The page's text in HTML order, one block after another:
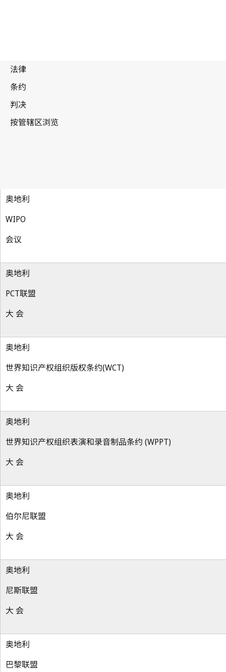
奥地利
WIPO
会议
奥地利
PCT联盟
大 会
奥地利
世界知识产权组织版权条约(WCT)
大 会
奥地利
世界知识产权组织表演和录音制品条约 (WPPT)
大 会
奥地利
伯尔尼联盟
大 会
奥地利
尼斯联盟
大 会
奥地利
巴黎联盟